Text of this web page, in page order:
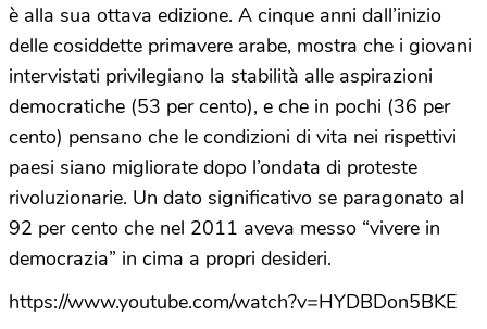
è alla sua ottava edizione. A cinque anni dall’inizio
delle cosiddette primavere arabe, mostra che i giovani
intervistati privilegiano la stabilità alle aspirazioni
democratiche (53 per cento), e che in pochi (36 per
cento) pensano che le condizioni di vita nei rispettivi
paesi siano migliorate dopo l’ondata di proteste
rivoluzionarie. Un dato significativo se paragonato al
92 per cento che nel 2011 aveva messo “vivere in
democrazia” in cima a propri desideri.
https://www.youtube.com/watch?v=HYDBDon5BKE